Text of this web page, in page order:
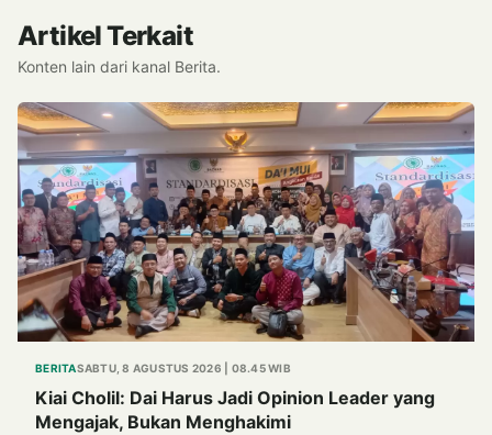
Artikel Terkait
Konten lain dari kanal Berita.
BERITASABTU, 8 AGUSTUS 2026 | 08.45 WIB
Kiai Cholil: Dai Harus Jadi Opinion Leader yang
Mengajak, Bukan Menghakimi